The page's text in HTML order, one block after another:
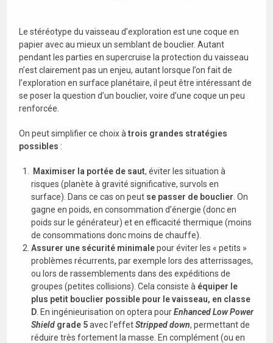
Le stéréotype du vaisseau d’exploration est une coque en
papier avec au mieux un semblant de bouclier. Autant
pendant les parties en supercruise la protection du vaisseau
n’est clairement pas un enjeu, autant lorsque l’on fait de
l’exploration en surface planétaire, il peut être intéressant de
se poser la question d’un bouclier, voire d’une coque un peu
renforcée.
On peut simplifier ce choix àtrois grandes stratégies
possibles :
Maximiser la portée de saut, éviter les situation à
risques (planète à gravité significative, survols en
surface). Dans ce cas on peut se passer de bouclier . On
gagne en poids, en consommation d’énergie (donc en
poids sur le générateur) et en efficacité thermique (moins
de consommations donc moins de chauffe).
Assurer une sécurité minimalepour éviter les « petits »
problèmes récurrents, par exemple lors des atterrissages,
ou lors de rassemblements dans des expéditions de
groupes (petites collisions). Cela consiste à équiper le
plus petit bouclier possible pour le vaisseau, en classe
D . En ingénieurisation on optera pourEnhanced Low Power
Shield grade 5avec l’effetStripped down, permettant de
réduire très fortement la masse. En complément (ou en